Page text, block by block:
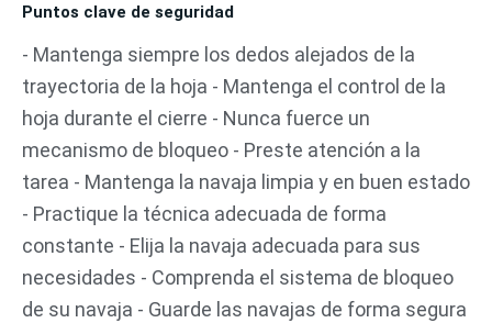
Puntos clave de seguridad
- Mantenga siempre los dedos alejados de la
trayectoria de la hoja - Mantenga el control de la
hoja durante el cierre - Nunca fuerce un
mecanismo de bloqueo - Preste atención a la
tarea - Mantenga la navaja limpia y en buen estado
- Practique la técnica adecuada de forma
constante - Elija la navaja adecuada para sus
necesidades - Comprenda el sistema de bloqueo
de su navaja - Guarde las navajas de forma segura